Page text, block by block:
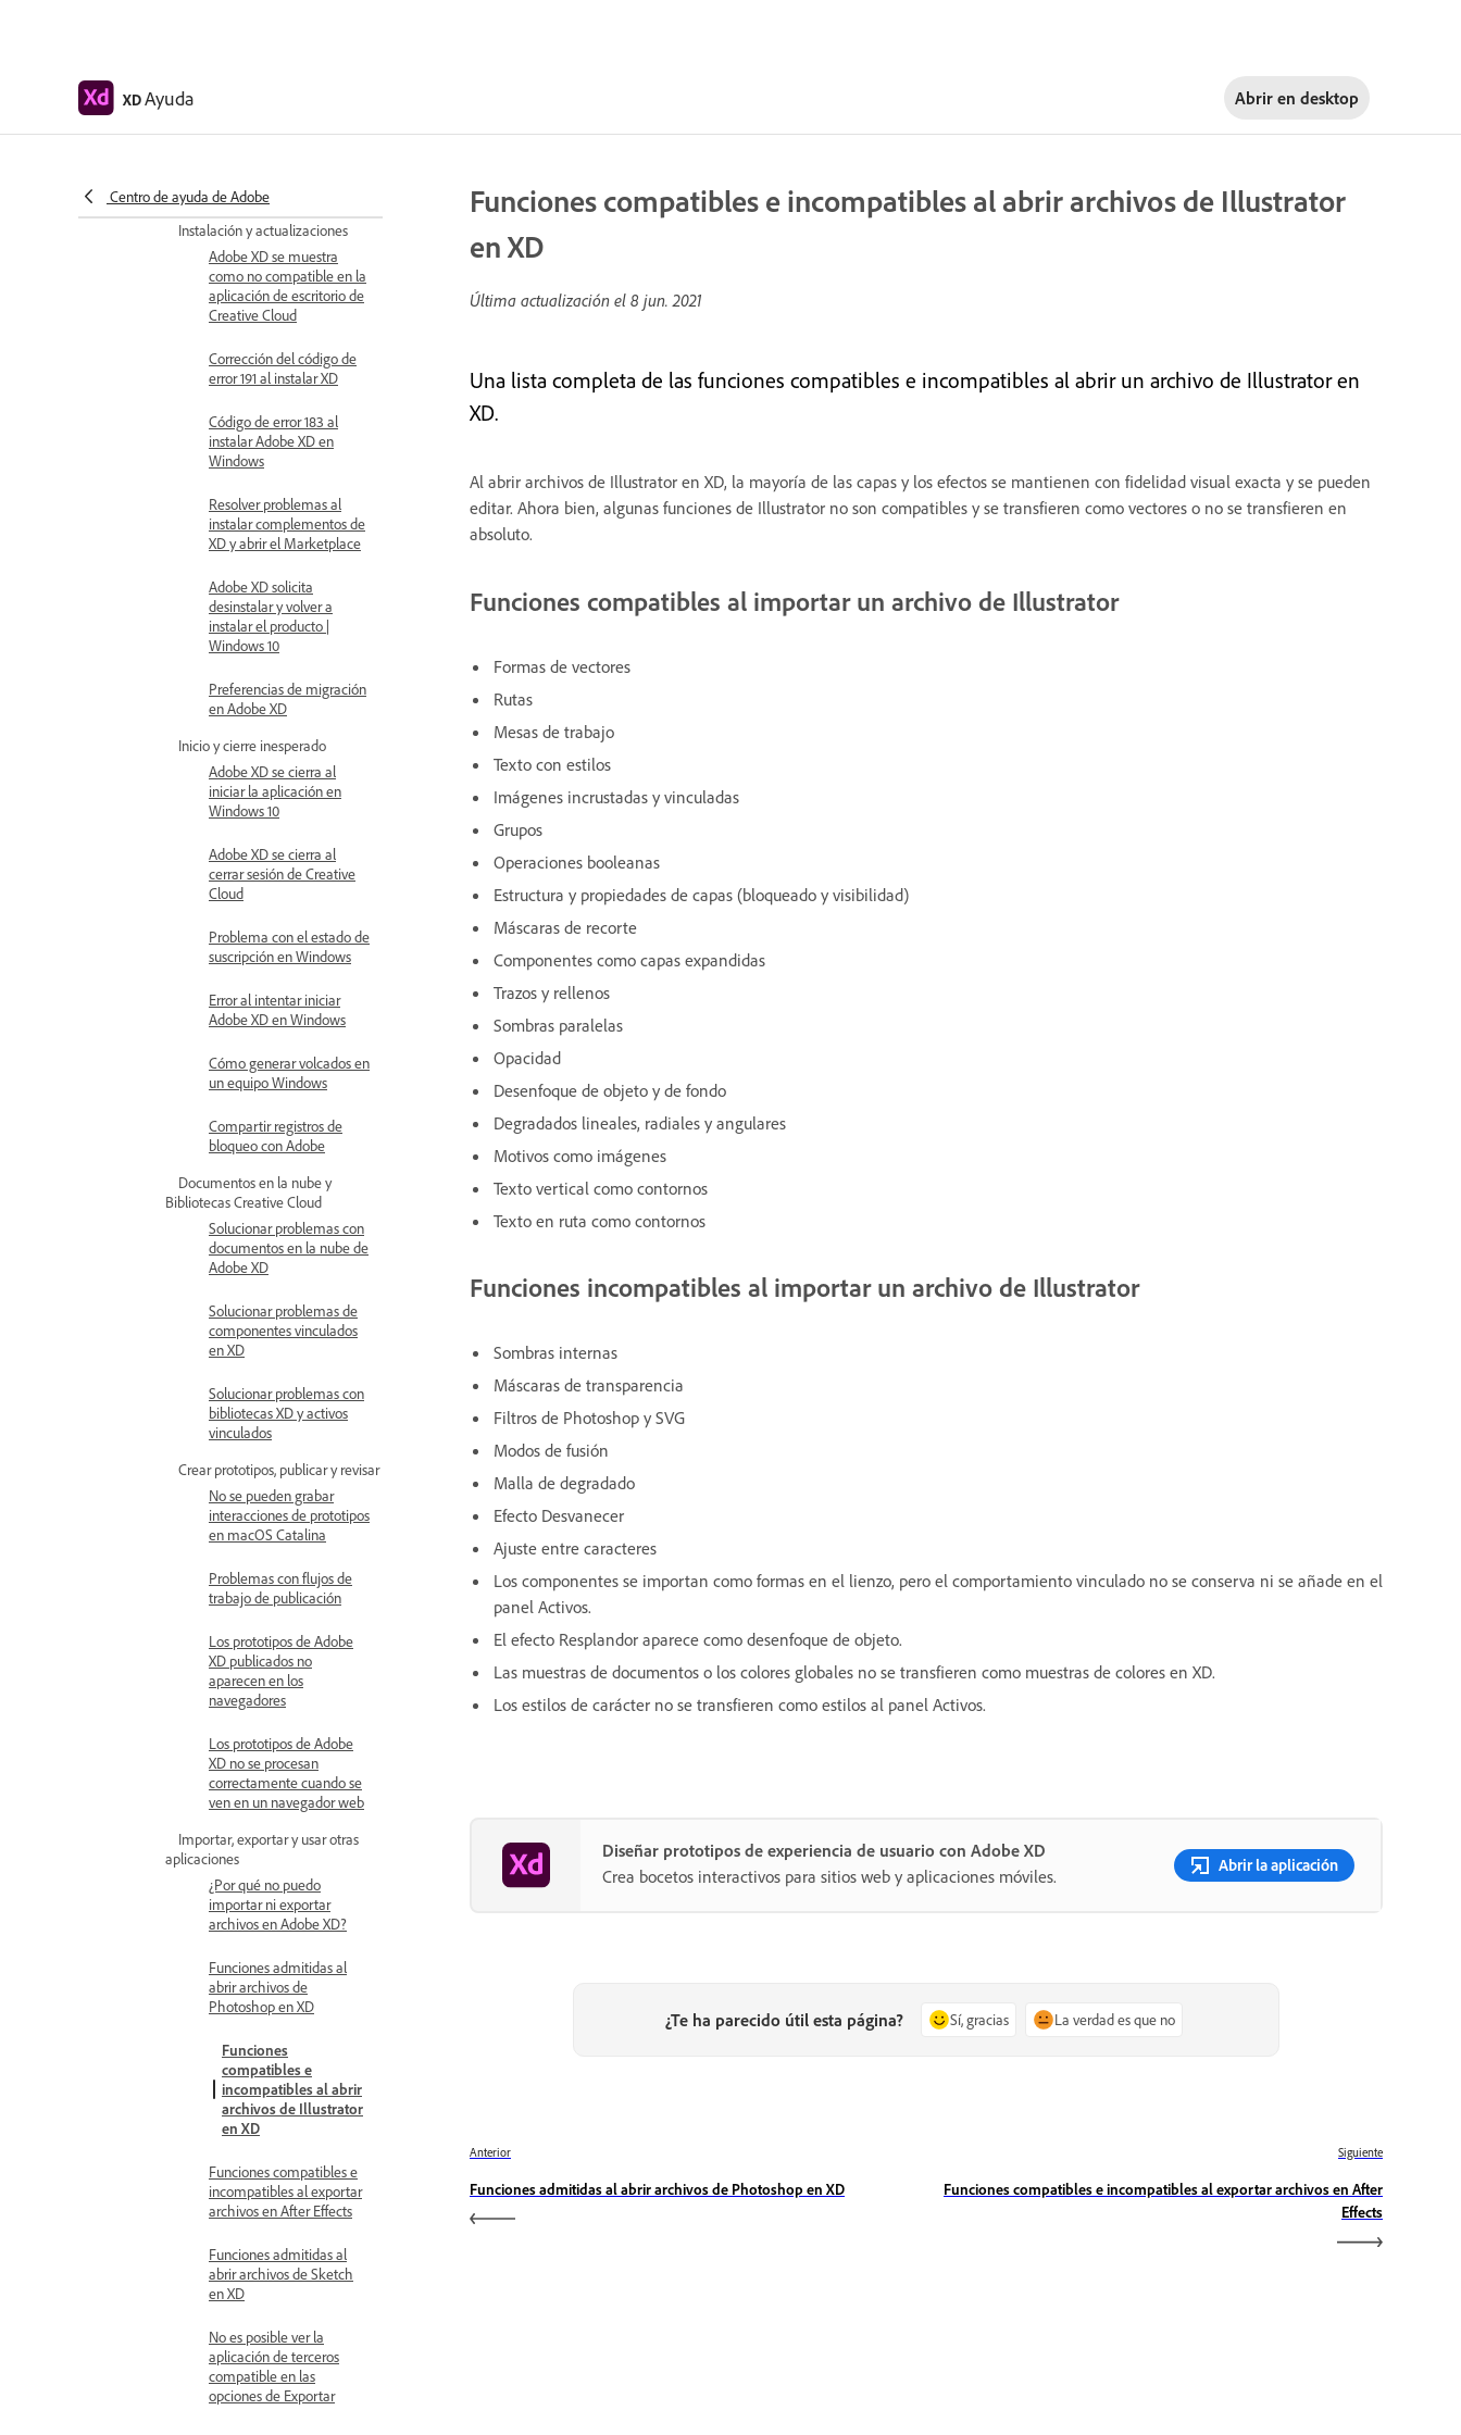
XDAyuda Abrir en desktop
Centro de ayuda de Adobe
Solución de problemas
Problemas resueltos
Instalación y actualizaciones
Adobe XD se muestra
como no compatible en la
aplicación de escritorio de
Creative Cloud
Corrección del código de
error 191 al instalar XD
Código de error 183 al
instalar Adobe XD en
Windows
Resolver problemas al
instalar complementos de
XD y abrir el Marketplace
Adobe XD solicita
desinstalar y volver a
instalar el producto |
Windows 10
Preferencias de migración
en Adobe XD
Inicio y cierre inesperado
Adobe XD se cierra al
iniciar la aplicación en
Windows 10
Adobe XD se cierra al
cerrar sesión de Creative
Cloud
Problema con el estado de
suscripción en Windows
Error al intentar iniciar
Adobe XD en Windows
Cómo generar volcados en
un equipo Windows
Compartir registros de
bloqueo con Adobe
Documentos en la nube y
Bibliotecas Creative Cloud
Solucionar problemas con
documentos en la nube de
Adobe XD
Solucionar problemas de
componentes vinculados
en XD
Solucionar problemas con
bibliotecas XD y activos
vinculados
Crear prototipos, publicar y revisar
No se pueden grabar
interacciones de prototipos
en macOS Catalina
Problemas con flujos de
trabajo de publicación
Los prototipos de Adobe
XD publicados no
aparecen en los
navegadores
Los prototipos de Adobe
XD no se procesan
correctamente cuando se
ven en un navegador web
Importar, exportar y usar otras
aplicaciones
¿Por qué no puedo
importar ni exportar
archivos en Adobe XD?
Funciones admitidas al
abrir archivos de
Photoshop en XD
Funciones
compatibles e
incompatibles al abrir
archivos de Illustrator
en XD
Funciones compatibles e
incompatibles al exportar
archivos en After Effects
Funciones admitidas al
abrir archivos de Sketch
en XD
No es posible ver la
aplicación de terceros
compatible en las
opciones de Exportar
Funciones compatibles e incompatibles al abrir archivos de Illustrator
en XD
Última actualización el 8 jun. 2021
Una lista completa de las funciones compatibles e incompatibles al abrir un archivo de Illustrator en
XD.
Al abrir archivos de Illustrator en XD, la mayoría de las capas y los efectos se mantienen con fidelidad visual exacta y se pueden
editar. Ahora bien, algunas funciones de Illustrator no son compatibles y se transfieren como vectores o no se transfieren en
absoluto.
Funciones compatibles al importar un archivo de Illustrator
Formas de vectores
Rutas
Mesas de trabajo
Texto con estilos
Imágenes incrustadas y vinculadas
Grupos
Operaciones booleanas
Estructura y propiedades de capas (bloqueado y visibilidad)
Máscaras de recorte
Componentes como capas expandidas
Trazos y rellenos
Sombras paralelas
Opacidad
Desenfoque de objeto y de fondo
Degradados lineales, radiales y angulares
Motivos como imágenes
Texto vertical como contornos
Texto en ruta como contornos
Funciones incompatibles al importar un archivo de Illustrator
Sombras internas
Máscaras de transparencia
Filtros de Photoshop y SVG
Modos de fusión
Malla de degradado
Efecto Desvanecer
Ajuste entre caracteres
Los componentes se importan como formas en el lienzo, pero el comportamiento vinculado no se conserva ni se añade en el
panel Activos.
El efecto Resplandor aparece como desenfoque de objeto.
Las muestras de documentos o los colores globales no se transfieren como muestras de colores en XD.
Los estilos de carácter no se transfieren como estilos al panel Activos.
Diseñar prototipos de experiencia de usuario con Adobe XD
Crea bocetos interactivos para sitios web y aplicaciones móviles.
Abrir la aplicación
¿Te ha parecido útil esta página? Sí, gracias La verdad es que no
Anterior
Funciones admitidas al abrir archivos de Photoshop en XD
Siguiente
Funciones compatibles e incompatibles al exportar archivos en After
Effects